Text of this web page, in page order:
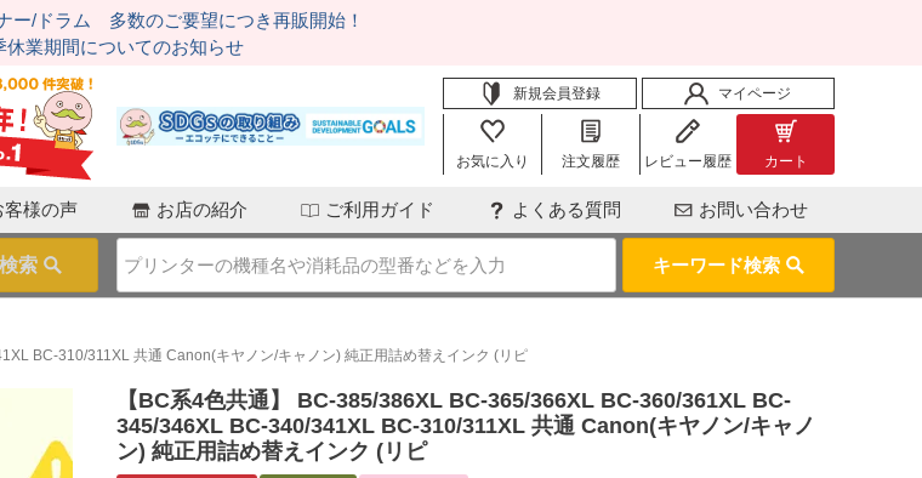
ー/ドラム 多数のご要望につき再販開始！
休業期間についてのお知らせ
新規会員登録 マイページ
お気に入り 注文履歴 レビュー履歴 カート
客様の声 お店の紹介 ご利用ガイド よくある質問 お問い合わせ
キーワード検索
BC-310/311XL 共通 Canon(キヤノン/キャノン) 純正用詰め替えインク (リピ
【BC系4色共通】 BC-385/386XL BC-365/366XL BC-360/361XL BC-
345/346XL BC-340/341XL BC-310/311XL 共通 Canon(キヤノン/キャノ
ン) 純正用詰め替えインク (リピ